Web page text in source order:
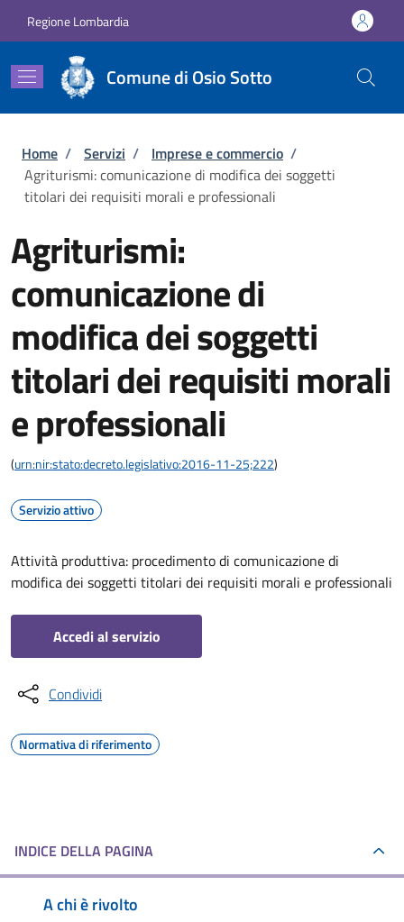
Regione Lombardia
Comune di Osio Sotto
Briciole di pane
Home / Servizi / Imprese e commercio /
Agriturismi: comunicazione di modifica dei soggetti
titolari dei requisiti morali e professionali
Agriturismi:
comunicazione di
modifica dei soggetti
titolari dei requisiti morali
e professionali
(urn:nir:stato:decreto.legislativo:2016-11-25;222)
Servizio attivo
Attività produttiva: procedimento di comunicazione di
modifica dei soggetti titolari dei requisiti morali e professionali
Accedi al servizio
Condividi
Normativa di riferimento
INDICE DELLA PAGINA
A chi è rivolto